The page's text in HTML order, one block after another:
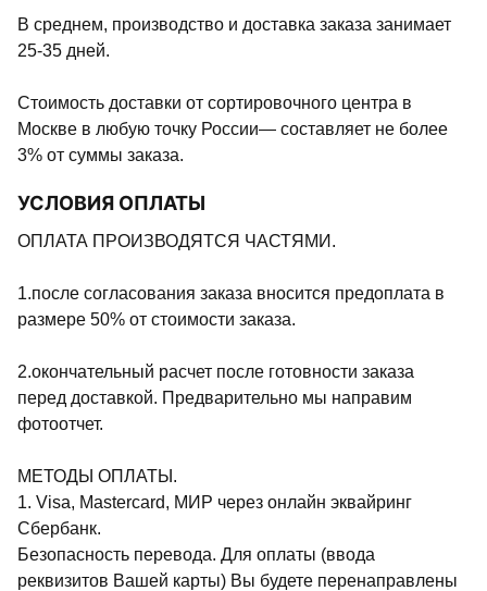
В среднем, производство и доставка заказа занимает
25-35 дней.
Стоимость доставки от сортировочного центра в
Москве в любую точку России— составляет не более
3% от суммы заказа.
УСЛОВИЯ ОПЛАТЫ
ОПЛАТА ПРОИЗВОДЯТСЯ ЧАСТЯМИ.
1.после согласования заказа вносится предоплата в
размере 50% от стоимости заказа.
2.окончательный расчет после готовности заказа
перед доставкой. Предварительно мы направим
фотоотчет.
МЕТОДЫ ОПЛАТЫ.
1. Visa, Mastercard, МИР через онлайн эквайринг
Сбербанк.
Безопасность перевода. Для оплаты (ввода
реквизитов Вашей карты) Вы будете перенаправлены